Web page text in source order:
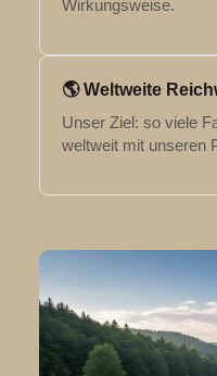
Wirkungsweise.
🌎 Weltweite
Unser Ziel: so viele
weltweit mit unseren